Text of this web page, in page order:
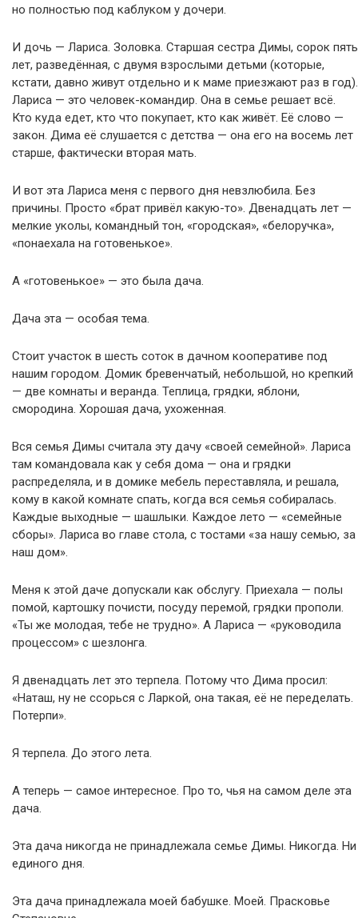
но полностью под каблуком у дочери.
И дочь — Лариса. Золовка. Старшая сестра Димы, сорок пять
лет, разведённая, с двумя взрослыми детьми (которые,
кстати, давно живут отдельно и к маме приезжают раз в год).
Лариса — это человек-командир. Она в семье решает всё.
Кто куда едет, кто что покупает, кто как живёт. Её слово —
закон. Дима её слушается с детства — она его на восемь лет
старше, фактически вторая мать.
И вот эта Лариса меня с первого дня невзлюбила. Без
причины. Просто «брат привёл какую-то». Двенадцать лет —
мелкие уколы, командный тон, «городская», «белоручка»,
«понаехала на готовенькое».
А «готовенькое» — это была дача.
Дача эта — особая тема.
Стоит участок в шесть соток в дачном кооперативе под
нашим городом. Домик бревенчатый, небольшой, но крепкий
— две комнаты и веранда. Теплица, грядки, яблони,
смородина. Хорошая дача, ухоженная.
Вся семья Димы считала эту дачу «своей семейной». Лариса
там командовала как у себя дома — она и грядки
распределяла, и в домике мебель переставляла, и решала,
кому в какой комнате спать, когда вся семья собиралась.
Каждые выходные — шашлыки. Каждое лето — «семейные
сборы». Лариса во главе стола, с тостами «за нашу семью, за
наш дом».
Меня к этой даче допускали как обслугу. Приехала — полы
помой, картошку почисти, посуду перемой, грядки прополи.
«Ты же молодая, тебе не трудно». А Лариса — «руководила
процессом» с шезлонга.
Я двенадцать лет это терпела. Потому что Дима просил:
«Наташ, ну не ссорься с Ларкой, она такая, её не переделать.
Потерпи».
Я терпела. До этого лета.
А теперь — самое интересное. Про то, чья на самом деле эта
дача.
Эта дача никогда не принадлежала семье Димы. Никогда. Ни
единого дня.
Эта дача принадлежала моей бабушке. Моей. Прасковье